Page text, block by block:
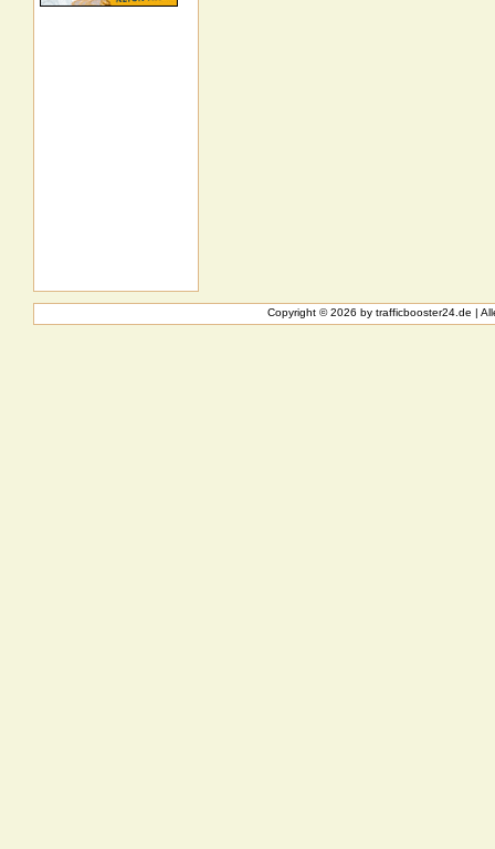
Copyright © 2026 by trafficbooster24.de |